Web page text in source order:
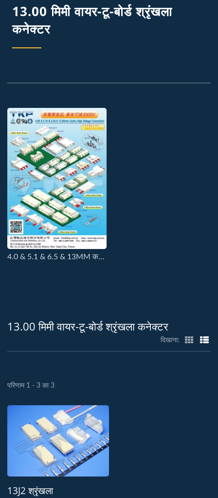
13.00 मिमी वायर-टू-बोर्ड श्रृंखला
कनेक्टर
4.0 & 5.1 & 6.5 & 13MM कनेक्टर
13.00 मिमी वायर-टू-बोर्ड श्रृंखला कनेक्टर
दिखाना:
परिणाम 1 - 3 का 3
13J2 श्रृंखला